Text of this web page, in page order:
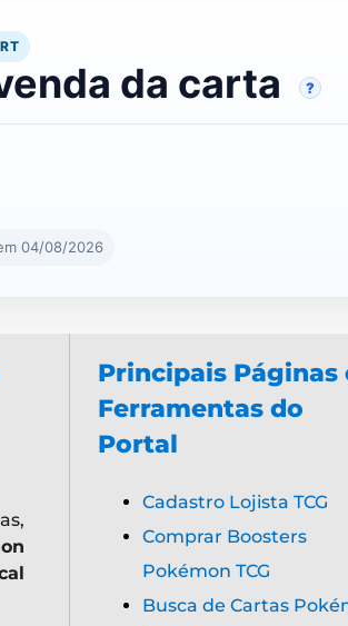
da carta ?
04/08/2026
Principais Páginas
Ferramentas do
Portal
Cadastro Lojista TCG
Comprar Boosters
Pokémon TCG
Busca de Cartas